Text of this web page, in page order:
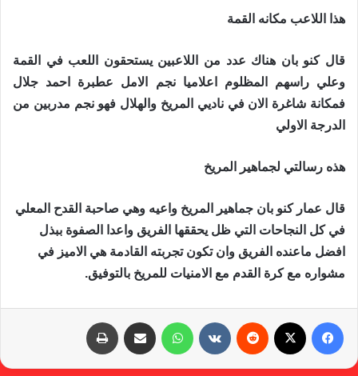
هذا اللاعب مكانه القمة
قال كنو بان هناك عدد من اللاعبين يستحقون اللعب في القمة
وعلي راسهم المظلوم اعلاميا نجم الامل عطبرة احمد جلال
فمكانة شاغرة الان في ناديي المريخ والهلال فهو نجم مدربين من
الدرجة الاولي
هذه رسالتي لجماهير المريخ
قال عمار كنو بان جماهير المريخ واعيه وهي صاحبة القدح المعلي
في كل النجاحات التي ظل يحققها الفريق واعدا الصفوة ببذل
افضل ماعنده الفريق وان تكون تجربته القادمة هي الاميز في
مشواره مع كرة القدم مع الامنيات للمريخ بالتوفيق.
واتساب